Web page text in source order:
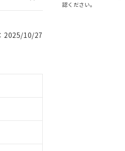
2025/10/27
認ください。